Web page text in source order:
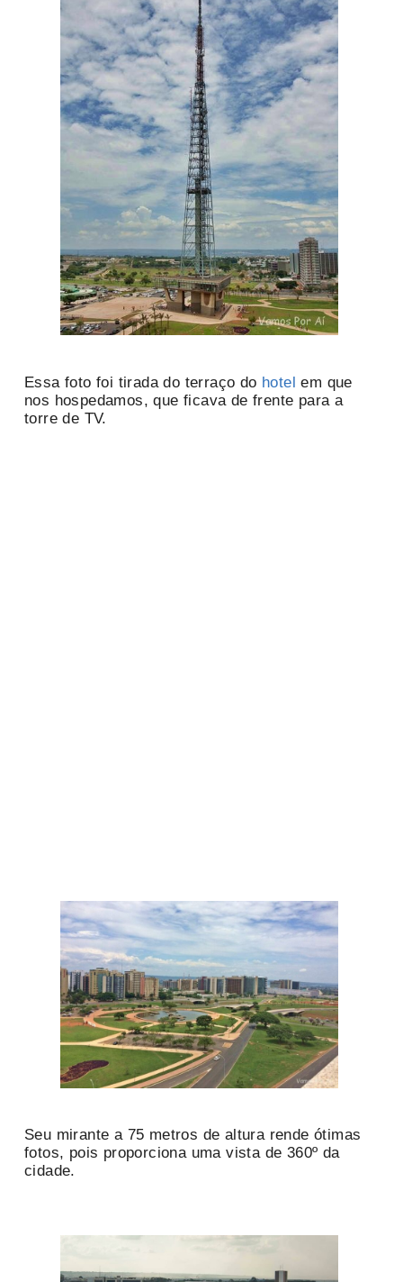
Essa foto foi tirada do terraço do hotelem que
nos hospedamos, que ficava de frente para a
torre de TV.
Seu mirante a 75 metros de altura rende ótimas
fotos, pois proporciona uma vista de 360º da
cidade.